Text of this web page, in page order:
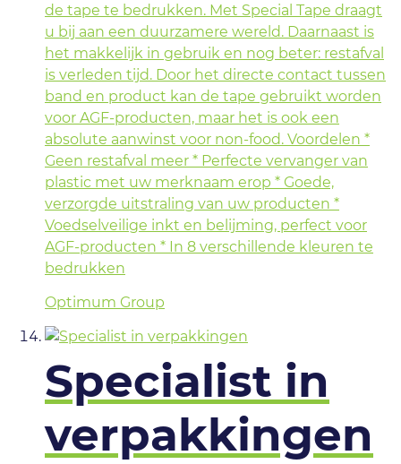
de tape te bedrukken. Met Special Tape draagt
u bij aan een duurzamere wereld. Daarnaast is
het makkelijk in gebruik en nog beter: restafval
is verleden tijd. Door het directe contact tussen
band en product kan de tape gebruikt worden
voor AGF-producten, maar het is ook een
absolute aanwinst voor non-food. Voordelen *
Geen restafval meer * Perfecte vervanger van
plastic met uw merknaam erop * Goede,
verzorgde uitstraling van uw producten *
Voedselveilige inkt en belijming, perfect voor
AGF-producten * In 8 verschillende kleuren te
bedrukken
Optimum Group
Specialist in
verpakkingen